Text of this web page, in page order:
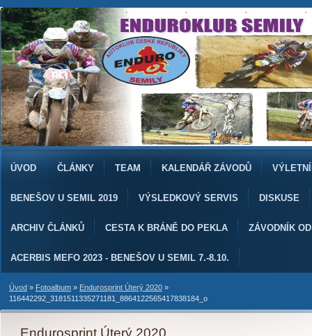
ÚVOD ČLÁNKY TEAM KALENDÁŘ ZÁVODŮ
BENEŠOV U SEMIL 2019 VÝSLEDKOVÝ SERVIS DISKUSE
ARCHIV ČLÁNKŮ CESTA K BRÁNĚ DO PEKLA ZÁVODNÍK
ACERBIS MEFO 2023 - BENEŠOV U SEMIL 7.-8.10.
Úvod » Fotoalbum » Endurosprint Úterý 2020 »
116442292_3181511335271181_8864122565417838184_o
Endurosprint Úterý 2020